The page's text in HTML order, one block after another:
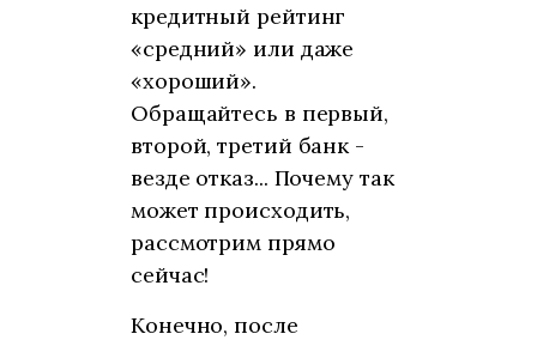
кредитный рейтинг
«средний» или даже
«хороший».
Обращайтесь в первый,
второй, третий банк -
везде отказ... Почему так
может происходить,
рассмотрим прямо
сейчас!
Конечно, после